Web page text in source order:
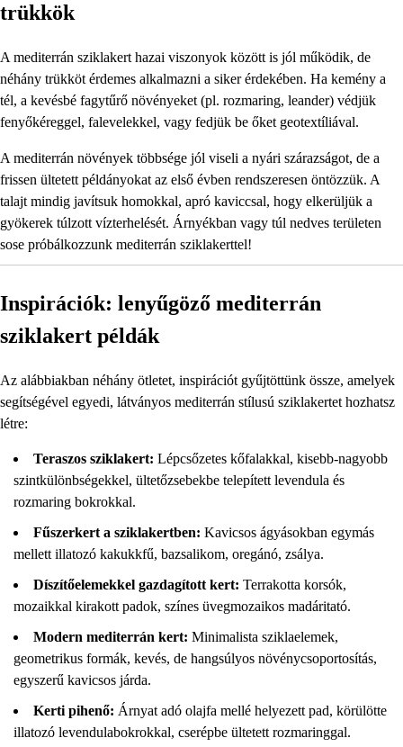
trükkök
A mediterrán sziklakert hazai viszonyok között is jól működik, de
néhány trükköt érdemes alkalmazni a siker érdekében. Ha kemény a
tél, a kevésbé fagytűrő növényeket (pl. rozmaring, leander) védjük
fenyőkéreggel, falevelekkel, vagy fedjük be őket geotextíliával.
A mediterrán növények többsége jól viseli a nyári szárazságot, de a
frissen ültetett példányokat az első évben rendszeresen öntözzük. A
talajt mindig javítsuk homokkal, apró kaviccsal, hogy elkerüljük a
gyökerek túlzott vízterhelését. Árnyékban vagy túl nedves területen
sose próbálkozzunk mediterrán sziklakerttel!
Inspirációk: lenyűgöző mediterrán
sziklakert példák
Az alábbiakban néhány ötletet, inspirációt gyűjtöttünk össze, amelyek
segítségével egyedi, látványos mediterrán stílusú sziklakertet hozhatsz
létre:
Teraszos sziklakert: Lépcsőzetes kőfalakkal, kisebb-nagyobb
szintkülönbségekkel, ültetőzsebekbe telepített levendula és
rozmaring bokrokkal.
Fűszerkert a sziklakertben: Kavicsos ágyásokban egymás
mellett illatozó kakukkfű, bazsalikom, oregánó, zsálya.
Díszítőelemekkel gazdagított kert: Terrakotta korsók,
mozaikkal kirakott padok, színes üvegmozaikos madáritató.
Modern mediterrán kert: Minimalista sziklaelemek,
geometrikus formák, kevés, de hangsúlyos növénycsoportosítás,
egyszerű kavicsos járda.
Kerti pihenő: Árnyat adó olajfa mellé helyezett pad, körülötte
illatozó levendulabokrokkal, cserépbe ültetett rozmaringgal.